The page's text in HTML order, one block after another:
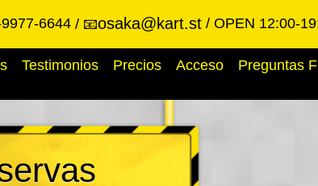
6644 📧osaka@kart.st OPEN 12:00-
Testimonios Precios Acceso Preguntas